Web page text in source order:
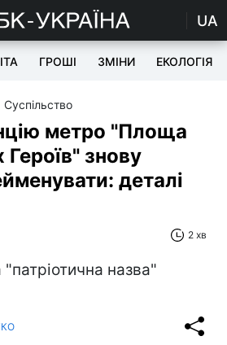
UA
ГРОШІ ЗМІНИ ЕКОЛОГІЯ
Суспільство
метро "Площа
Героїв" знову
деталі
2 хв
назва"